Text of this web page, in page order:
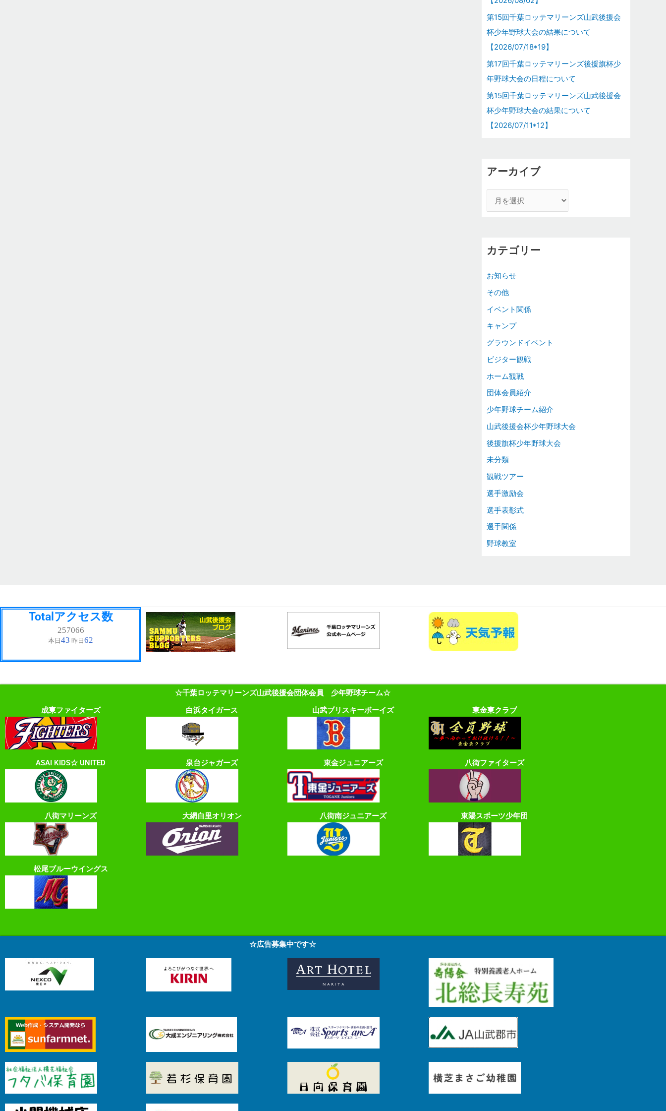
第15回千葉ロッテマリーンズ山武後援会
杯少年野球大会の結果について
【2026/07/18*19】
第17回千葉ロッテマリーンズ後援旗杯少
年野球大会の日程について
第15回千葉ロッテマリーンズ山武後援会
杯少年野球大会の結果について
【2026/07/11*12】
アーカイブ
カテゴリー
お知らせ
その他
イベント関係
キャンプ
グラウンドイベント
ビジター観戦
ホーム観戦
団体会員紹介
少年野球チーム紹介
山武後援会杯少年野球大会
後援旗杯少年野球大会
未分類
観戦ツアー
選手激励会
選手表彰式
選手関係
野球教室
Totalアクセス数
☆千葉ロッテマリーンズ山武後援会団体会員 少年野球チーム☆
成東ファイターズ
白浜タイガース 山武ブリスキーボーイズ 東金東クラブ
ASAI KIDS☆ UNITED 泉台ジャガーズ 東金ジュニアーズ 八街ファイターズ
八街マリーンズ 大網白里オリオン 八街南ジュニアーズ 東陽スポーツ少年団
松尾ブルーウイングス
☆広告募集中です☆